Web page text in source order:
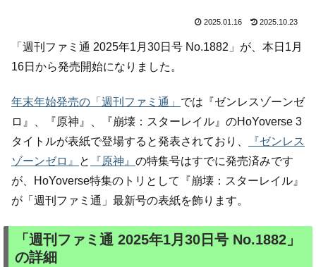
2025.01.16 2025.10.23
「週刊ファミ通 2025年1月30日号 No.1882」が、本日1月
16日から発売開始になりました。
年末年始発売の「週刊ファミ通」 では『ゼンレスゾーンゼ
ロ』、『原神』、『崩壊：スターレイル』のHoYoverse 3
タイトルが表紙で登場すると発表されており、
『ゼンレス
ゾーンゼロ』
と 『原神』 の特集号はすでに発売済みです
が、HoYoverse特集のトリとして『崩壊：スターレイル』
が「週刊ファミ通」最新号の表紙を飾ります。
「週刊ファミ通 2025年1月30日号 No.1882」
の詳細